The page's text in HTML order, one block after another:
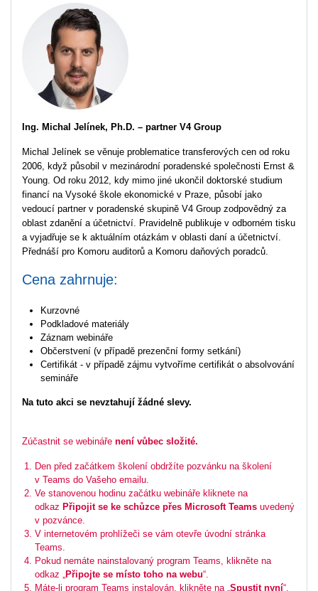
Ing. Michal Jelínek, Ph.D. – partner V4 Group
Michal Jelínek se věnuje problematice transferových cen od roku
2006, když působil v mezinárodní poradenské společnosti Ernst &
Young. Od roku 2012, kdy mimo jiné ukončil doktorské studium
financí na Vysoké škole ekonomické v Praze, působí jako
vedoucí partner v poradenské skupině V4 Group zodpovědný za
oblast zdanění a účetnictví. Pravidelně publikuje v odborném tisku
a vyjadřuje se k aktuálním otázkám v oblasti daní a účetnictví.
Přednáší pro Komoru auditorů a Komoru daňových poradců.
Cena zahrnuje:
Kurzovné
Podkladové materiály
Záznam webináře
Občerstvení (v případě prezenční formy setkání)
Certifikát - v případě zájmu vytvoříme certifikát o absolvování
semináře
Na tuto akci se nevztahují žádné slevy.
Zúčastnit se webináře není vůbec složité.
Den před začátkem školení obdržíte pozvánku na školení
v Teams do Vašeho emailu.
Ve stanovenou hodinu začátku webináře kliknete na
odkaz Připojit se ke schůzce přes Microsoft Teams uvedený
v pozvánce.
V internetovém prohlížeči se vám otevře úvodní stránka
Teams.
Pokud nemáte nainstalovaný program Teams, klikněte na
odkaz „Připojte se místo toho na webu“.
Máte-li program Teams instalován, klikněte na „Spustit nyní“.